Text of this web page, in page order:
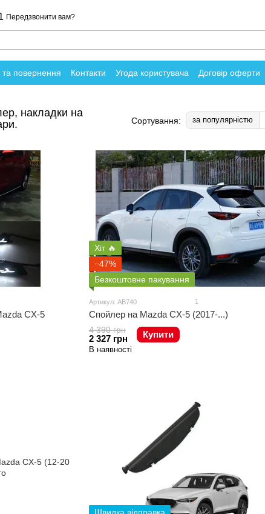
Передзвонити вам?
повернення Контакти Угода користувача
Договір оферти
накладки на
Сортування: за популярністю
CX-5
Хіт 🔥
−47%
Безкоштовне пакування
Артикул: AB740 1
Спойлер на Mazda CX-5 (2017-...)
4 390 грн
2 327 грн Купити
В наявності